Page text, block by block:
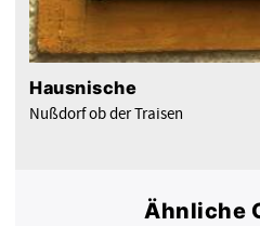
Hausnische
Nußdorf ob der Traisen
Ähnliche